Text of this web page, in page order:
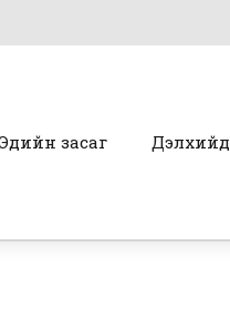
Эдийн засаг Дэлхийд